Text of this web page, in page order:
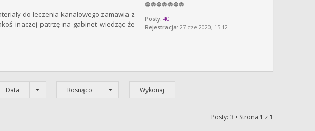
Posty: 40
Rejestracja: 27 cze 2020, 15:12
do leczenia kanałowego zamawia z
inaczej patrzę na gabinet wiedząc że
Data Rosnąco
Posty: 3 • Strona 1 z1